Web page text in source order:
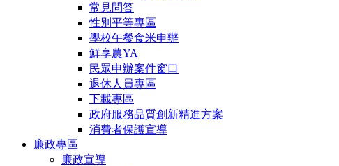
常見問答
性別平等專區
學校午餐食米申辦
鮮享農YA
民眾申辦案件窗口
退休人員專區
下載專區
政府服務品質創新精進方案
消費者保護宣導
廉政專區
廉政宣導